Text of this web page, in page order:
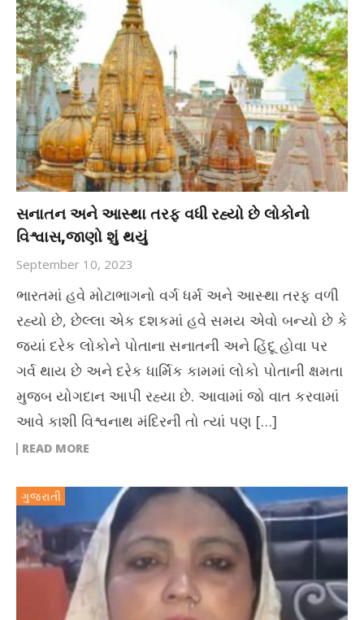
સનાતન અને આસ્થા તરફ વધી રહ્યો છે લોકોનો
વિશ્વાસ,જાણો શું થયું
September 10, 2023
ભારતમાં હવે મોટાભાગનો વર્ગ ધર્મ અને આસ્થા તરફ વળી
રહ્યો છે, છેલ્લા એક દશકમાં હવે સમય એવો બન્યો છે કે
જ્યાં દરેક લોકોને પોતાના સનાતની અને હિંદૂ હોવા પર
ગર્વ થાય છે અને દરેક ધાર્મિક કામમાં લોકો પોતાની ક્ષમતા
મુજબ યોગદાન આપી રહ્યા છે. આવામાં જો વાત કરવામાં
આવે કાશી વિશ્વનાથ મંદિરની તો ત્યાં પણ […]
READ MORE
ગુજરાતી